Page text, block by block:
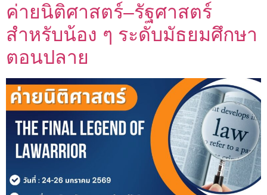
ค่ายนิติศาสตร์–รัฐศาสตร์
สำหรับน้อง ๆ ระดับมัธยมศึกษา
ตอนปลาย